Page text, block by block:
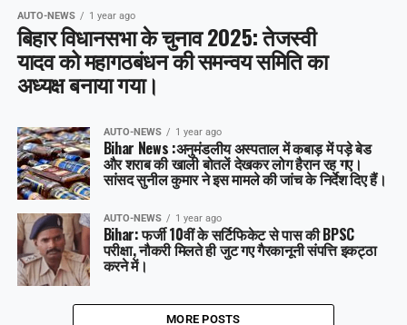
AUTO-NEWS 1 year ago
बिहार विधानसभा के चुनाव 2025: तेजस्वी
यादव को महागठबंधन की समन्वय समिति का
अध्यक्ष बनाया गया।
AUTO-NEWS 1 year ago
Bihar News :अनुमंडलीय अस्पताल में कबाड़ में पड़े बेड
और शराब की खाली बोतलें देखकर लोग हैरान रह गए।
सांसद सुनील कुमार ने इस मामले की जांच के निर्देश दिए हैं।
AUTO-NEWS 1 year ago
Bihar: फर्जी 10वीं के सर्टिफिकेट से पास की BPSC
परीक्षा, नौकरी मिलते ही जुट गए गैरकानूनी संपत्ति इकट्ठा
करने में।
MORE POSTS